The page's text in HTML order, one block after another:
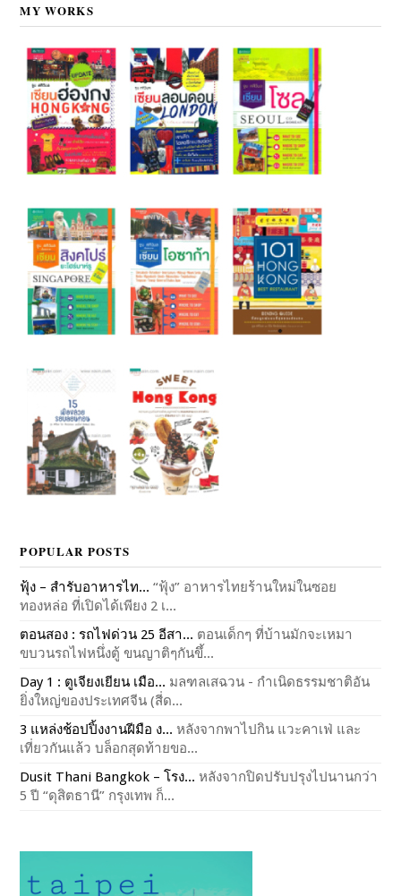
MY WORKS
POPULAR POSTS
ฟุ้ง – สำรับอาหารไท... “ฟุ้ง” อาหารไทยร้านใหม่ในซอย
ทองหล่อ ที่เปิดได้เพียง 2 เ...
ตอนสอง : รถไฟด่วน 25 อีสา... ตอนเด็กๆ ที่บ้านมักจะเหมา
ขบวนรถไฟหนึ่งตู้ ขนญาติๆกันขึ้...
Day 1 : ตูเจียงเยียน เมือ... มลฑลเสฉวน - กำเนิดธรรมชาติอัน
ยิ่งใหญ่ของประเทศจีน (สี่ด...
3 แหล่งช้อปปิ้งงานฝีมือ ง... หลังจากพาไปกิน แวะคาเฟ่ และ
เที่ยวกันแล้ว บล็อกสุดท้ายขอ...
Dusit Thani Bangkok – โรง... หลังจากปิดปรับปรุงไปนานกว่า
5 ปี “ดุสิตธานี” กรุงเทพ ก็...